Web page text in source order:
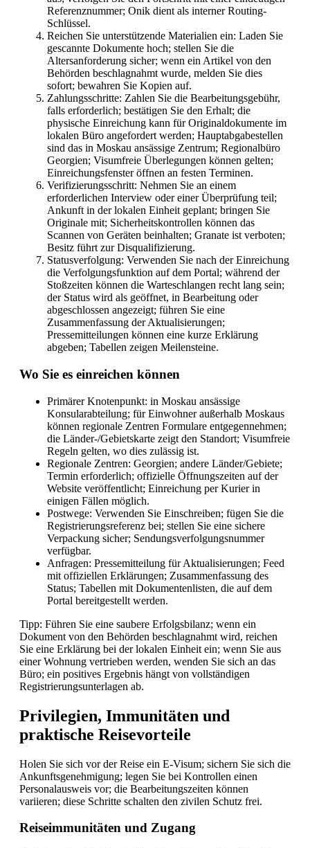
Referenznummer; Onik dient als interner Routing-
Schlüssel.
Reichen Sie unterstützende Materialien ein: Laden Sie
gescannte Dokumente hoch; stellen Sie die
Altersanforderung sicher; wenn ein Artikel von den
Behörden beschlagnahmt wurde, melden Sie dies
sofort; bewahren Sie Kopien auf.
Zahlungsschritte: Zahlen Sie die Bearbeitungsgebühr,
falls erforderlich; bestätigen Sie den Erhalt; die
physische Einreichung kann für Originaldokumente im
lokalen Büro angefordert werden; Hauptabgabestellen
sind das in Moskau ansässige Zentrum; Regionalbüro
Georgien; Visumfreie Überlegungen können gelten;
Einreichungsfenster öffnen an festen Terminen.
Verifizierungsschritt: Nehmen Sie an einem
erforderlichen Interview oder einer Überprüfung teil;
Ankunft in der lokalen Einheit geplant; bringen Sie
Originale mit; Sicherheitskontrollen können das
Scannen von Geräten beinhalten; Granate ist verboten;
Besitz führt zur Disqualifizierung.
Statusverfolgung: Verwenden Sie nach der Einreichung
die Verfolgungsfunktion auf dem Portal; während der
Stoßzeiten können die Warteschlangen recht lang sein;
der Status wird als geöffnet, in Bearbeitung oder
abgeschlossen angezeigt; führen Sie eine
Zusammenfassung der Aktualisierungen;
Pressemitteilungen können eine kurze Erklärung
abgeben; Tabellen zeigen Meilensteine.
Wo Sie es einreichen können
Primärer Knotenpunkt: in Moskau ansässige
Konsularabteilung; für Einwohner außerhalb Moskaus
können regionale Zentren Formulare entgegennehmen;
die Länder-/Gebietskarte zeigt den Standort; Visumfreie
Regeln gelten, wo dies zulässig ist.
Regionale Zentren: Georgien; andere Länder/Gebiete;
Termin erforderlich; offizielle Öffnungszeiten auf der
Website veröffentlicht; Einreichung per Kurier in
einigen Fällen möglich.
Postwege: Verwenden Sie Einschreiben; fügen Sie die
Registrierungsreferenz bei; stellen Sie eine sichere
Verpackung sicher; Sendungsverfolgungsnummer
verfügbar.
Anfragen: Pressemitteilung für Aktualisierungen; Feed
mit offiziellen Erklärungen; Zusammenfassung des
Status; Tabellen mit Dokumentenlisten, die auf dem
Portal bereitgestellt werden.
Tipp: Führen Sie eine saubere Erfolgsbilanz; wenn ein
Dokument von den Behörden beschlagnahmt wird, reichen
Sie eine Erklärung bei der lokalen Einheit ein; wenn Sie aus
einer Wohnung vertrieben werden, wenden Sie sich an das
Büro; ein positives Ergebnis hängt von vollständigen
Registrierungsunterlagen ab.
Privilegien, Immunitäten und
praktische Reisevorteile
Holen Sie sich vor der Reise ein E-Visum; sichern Sie sich die
Ankunftsgenehmigung; legen Sie bei Kontrollen einen
Personalausweis vor; die Bearbeitungszeiten können
variieren; diese Schritte schalten den zivilen Schutz frei.
Reiseimmunitäten und Zugang